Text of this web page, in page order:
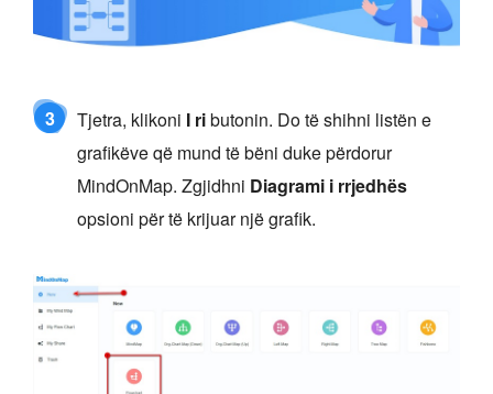
3 Tjetra, klikoni I ributonin. Do të shihni listën e
grafikëve që mund të bëni duke përdorur
MindOnMap. Zgjidhni Diagrami i rrjedhës
opsioni për të krijuar një grafik.